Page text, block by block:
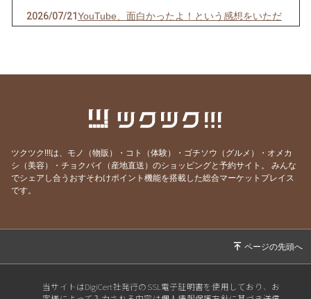
2026/07/21YouTube、面白かったよ！という感想をいただ
2026/07/03魂の声、聞こえてる？ゆうあか個別説明会受付
緩んで、許して、委ねて、そしてみんなで豊か
2026/07/01もっと時間をかけてインナーチャイルドを癒し
たい
2026/06/30
いよです。
ツクツク!!!は、モノ（物販）・コト（体験）・ゴチソウ（グルメ）・オメカ
シ（美容）・チョクバイ（産地直送）のショッピングと予約サイト。
みんな
でシェアし合うおすそわけポイント機能を搭載した総合マーケットプレイス
です。
当サイトはDigiCert社発行のSSL電子証明書を使用しており、お